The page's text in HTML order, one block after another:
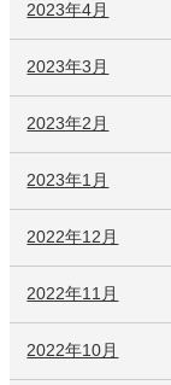
2023年4月
2023年3月
2023年2月
2023年1月
2022年12月
2022年11月
2022年10月